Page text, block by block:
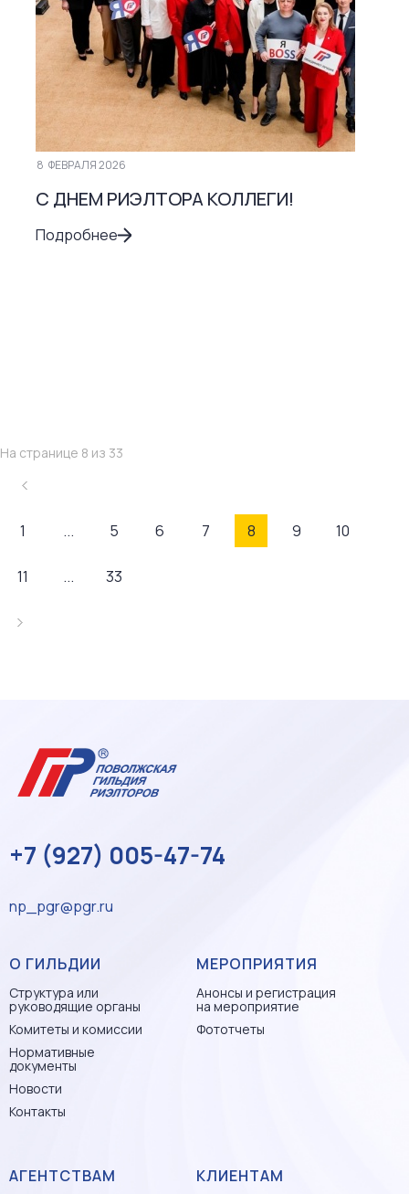
8 ФЕВРАЛЯ 2026
С ДНЕМ РИЭЛТОРА КОЛЛЕГИ!
Подробнее
На странице 8 из 33
1 ... 5 6 7 8 9 10
11 ... 33
+7 (927) 005-47-74
np_pgr@pgr.ru
О ГИЛЬДИИ
Структура или
руководящие органы
Комитеты и комиссии
Нормативные
документы
Новости
Контакты
МЕРОПРИЯТИЯ
Анонсы и регистрация
на мероприятие
Фототчеты
АГЕНТСТВАМ КЛИЕНТАМ